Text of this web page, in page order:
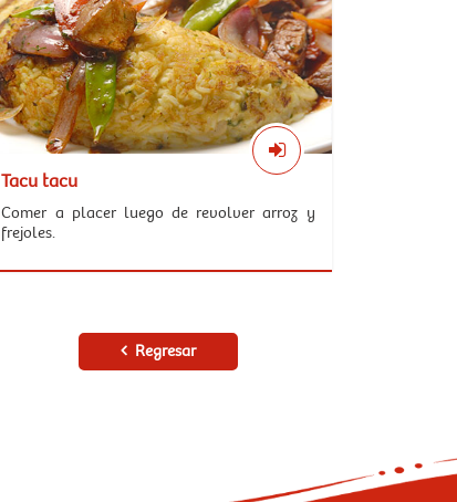
Tacu tacu
Comer a placer luego de revolver arroz y
frejoles.
Regresar